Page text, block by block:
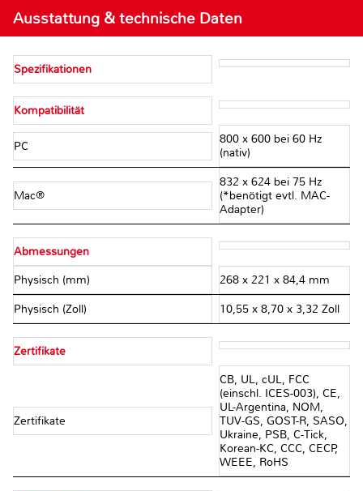
Ausstattung & technische Daten
Spezifikationen
Kompatibilität
PC
800 x 600 bei 60 Hz
(nativ)
Mac®
832 x 624 bei 75 Hz
(*benötigt evtl. MAC-
Adapter)
Abmessungen
Physisch (mm) 268 x 221 x 84,4 mm
Physisch (Zoll) 10,55 x 8,70 x 3,32 Zoll
Zertifikate
Zertifikate
CB, UL, cUL, FCC
(einschl. ICES-003), CE,
UL-Argentina, NOM,
TUV-GS, GOST-R, SASO,
Ukraine, PSB, C-Tick,
Korean-KC, CCC, CECP,
WEEE, RoHS